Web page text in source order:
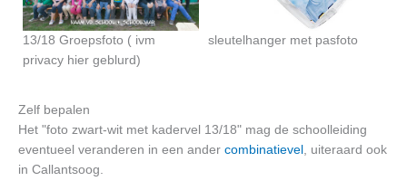
13/18 Groepsfoto ( ivm
privacy hier geblurd)
sleutelhanger met pasfoto
Zelf bepalen
Het "foto zwart-wit met kadervel 13/18" mag de schoolleiding
eventueel veranderen in een ander combinatievel , uiteraard ook
in Callantsoog.